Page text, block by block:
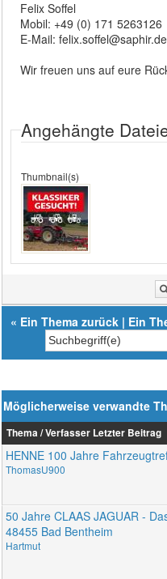
Felix Soffel
Mobil: +49 (0) 171 5263126
E-Mail: felix.soffel@saphir.de
Wir freuen uns auf eure
Angehängte
Thumbnail(s)
« Ein Thema zurück | Ein
Möglicherweise verwandte
Thema / Verfasser Letzter Beitrag
HENNE 100 Jahre
ThomasU900
50 Jahre CLAAS JAGUAR -
48455 Bad Bentheim
Hartmut